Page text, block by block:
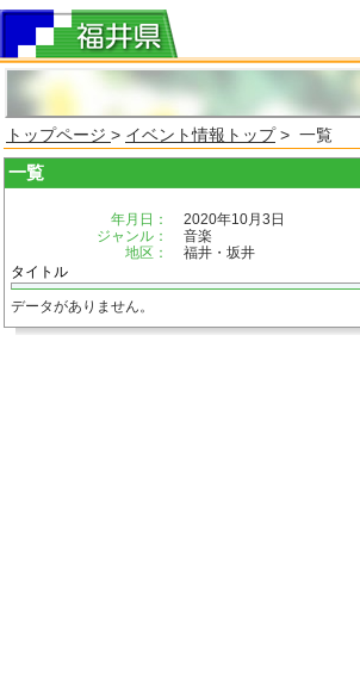
トップページ > イベント情報トップ> 一覧
一覧
年月日：
2020年10月3日
ジャンル：
音楽
地区：
福井・坂井
タイトル
データがありません。